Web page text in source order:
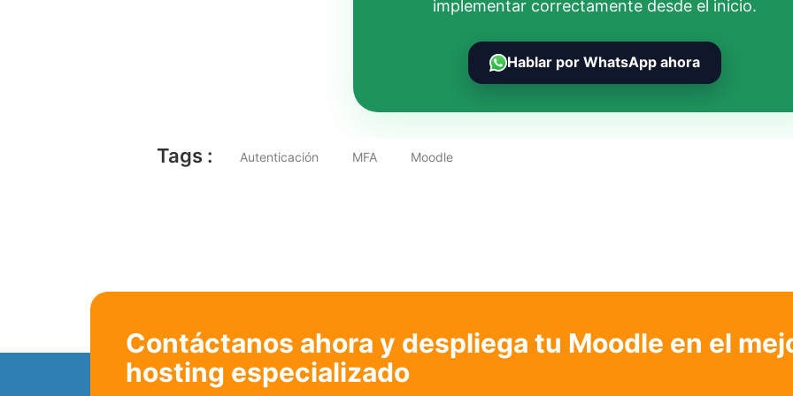
implementar correctamente desde el inicio.
Hablar por WhatsApp ahora
Tags : Autenticación MFA Moodle
Contáctanos ahora y despliega tu Moodle en el
hosting especializado